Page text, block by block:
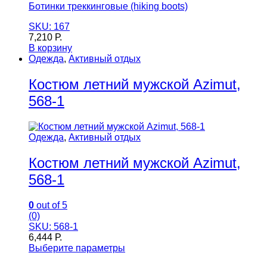
Ботинки треккинговые (hiking boots)
SKU: 167
7,210 Р.
В корзину
Одежда, Активный отдых
Костюм летний мужской Azimut,
568-1
Одежда, Активный отдых
Костюм летний мужской Azimut,
568-1
0 out of 5
(0)
SKU: 568-1
6,444 Р.
Выберите параметры